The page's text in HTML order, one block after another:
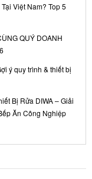
Việt Nam? Top 5
QUÝ DOANH
ý quy trình & thiết bị
Bị Rửa DIWA – Giải
Ăn Công Nghiệp